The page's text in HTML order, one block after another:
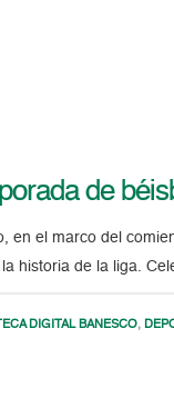
de
en el marco del
historia de la liga.
DIGITAL BANESCO,